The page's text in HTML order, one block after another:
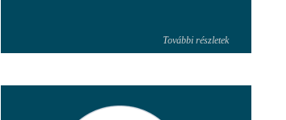
További részletek